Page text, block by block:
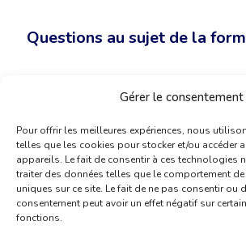
Gérer le consentement
Pour offrir les meilleures expériences, nous
telles que les cookies pour stocker et/ou accéder
appareils. Le fait de consentir à ces technologies
traiter des données telles que le comportement
uniques sur ce site. Le fait de ne pas consentir ou
consentement peut avoir un effet négatif sur
fonctions.
Questions au sujet de la